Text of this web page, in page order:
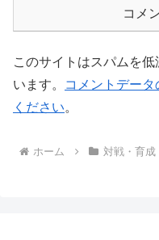
コメ
このサイトはスパムを
います。
コメントデー
ください。
ホーム 対戦・育成